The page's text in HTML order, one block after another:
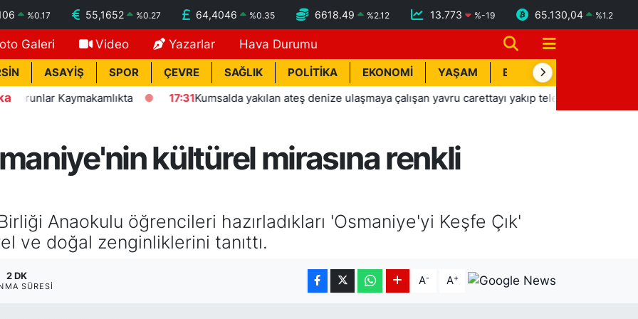
%0.17 55,1652 %0.27 64,4046 %0.35 6618.49 %2.12 13.773 %-19 65.130,04 %1.2
Galeri Video Yazarlar Hava Durumu
ASAYİŞ SPOR ÇEVRE SAĞLIK POLİTİKA EKONOMİ YAŞAM BİK İLAN
Kaymakamlıkta 17:31 Kumsalda yakılan ateş denize ulaşmaya çalışan yavru carettayı yakıp telef etti
kültürel mirasına renkli
Anaokulu öğrencileri hazırladıkları 'Osmaniye'yi Keşfe Çık'
ve doğal zenginliklerini tanıttı.
2 DK
SÜRESI A- A+